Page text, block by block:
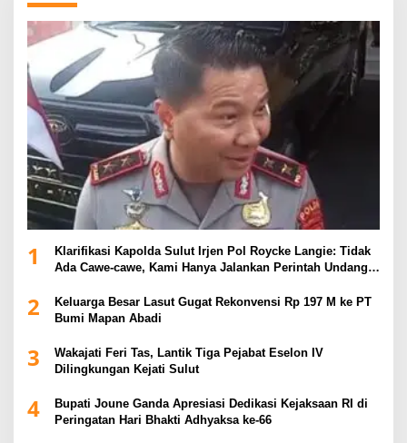
1
Klarifikasi Kapolda Sulut Irjen Pol Roycke Langie: Tidak
Ada Cawe-cawe, Kami Hanya Jalankan Perintah Undang-
2
Keluarga Besar Lasut Gugat Rekonvensi Rp 197 M ke PT
Bumi Mapan Abadi
3
Wakajati Feri Tas, Lantik Tiga Pejabat Eselon IV
Dilingkungan Kejati Sulut
4
Bupati Joune Ganda Apresiasi Dedikasi Kejaksaan RI di
Peringatan Hari Bhakti Adhyaksa ke-66